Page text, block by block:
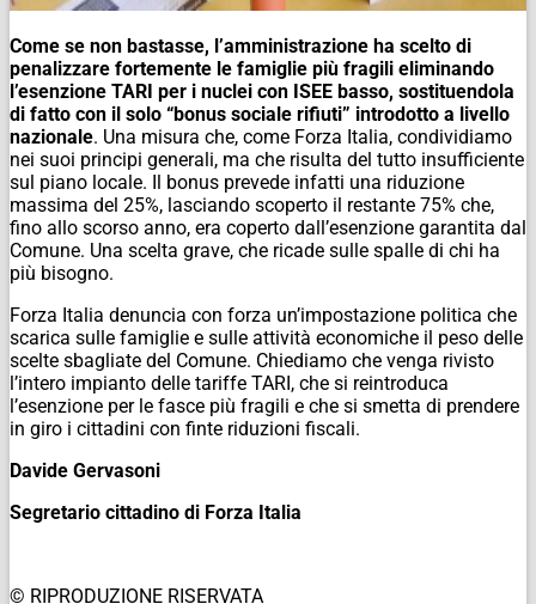
Come se non bastasse, l’amministrazione ha scelto di
penalizzare fortemente le famiglie più fragili eliminando
l’esenzione TARI per i nuclei con ISEE basso, sostituendola
di fatto con il solo “bonus sociale rifiuti” introdotto a livello
nazionale. Una misura che, come Forza Italia, condividiamo
nei suoi principi generali, ma che risulta del tutto insufficiente
sul piano locale. Il bonus prevede infatti una riduzione
massima del 25%, lasciando scoperto il restante 75% che,
fino allo scorso anno, era coperto dall’esenzione garantita dal
Comune. Una scelta grave, che ricade sulle spalle di chi ha
più bisogno.
Forza Italia denuncia con forza un’impostazione politica che
scarica sulle famiglie e sulle attività economiche il peso delle
scelte sbagliate del Comune. Chiediamo che venga rivisto
l’intero impianto delle tariffe TARI, che si reintroduca
l’esenzione per le fasce più fragili e che si smetta di prendere
in giro i cittadini con finte riduzioni fiscali.
Davide Gervasoni
Segretario cittadino di Forza Italia
© RIPRODUZIONE RISERVATA